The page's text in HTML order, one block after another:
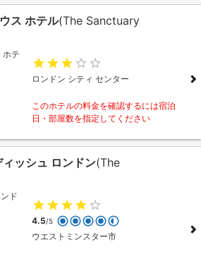
ス ホテル(The Sanctuary
ロンドン シティ センター
このホテルの料金を確認するには宿泊
日・部屋数を指定してください
ッシュ ロンドン(The
4.5/5
ウエストミンスター市